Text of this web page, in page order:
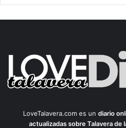
LoveTalavera.com es un diario
actualizadas sobre Talavera de